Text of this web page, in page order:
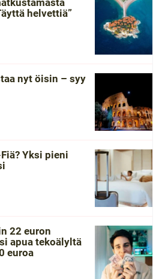
helvettiä”
nyt öisin – syy
Yksi pieni
22 euron
apua tekoälyltä
euroa